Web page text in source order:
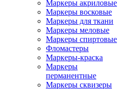
Маркеры акриловые
Маркеры восковые
Маркеры для ткани
Маркеры меловые
Маркеры спиртовые
Фломастеры
Маркеры-краска
Маркеры
перманентные
Маркеры сквизеры